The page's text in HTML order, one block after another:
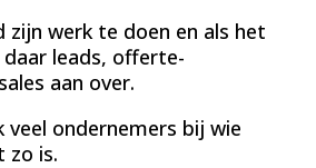
zijn werk te doen en als het
leads, offerte-
aan over.
veel ondernemers bij wie
zo is.